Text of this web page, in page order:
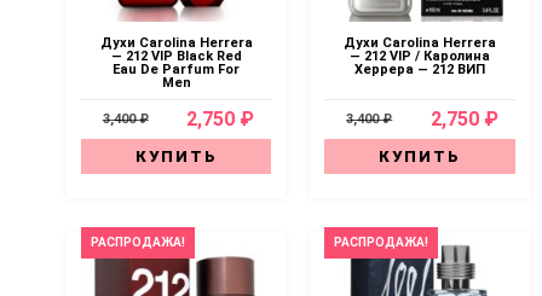
Духи Carolina Herrera
— 212 VIP Black Red
Eau De Parfum For
Men
3,400 ₽ 2,750 ₽
КУПИТЬ
Духи Carolina Herrera
— 212 VIP / Каролина
Херрера — 212 ВИП
3,400 ₽ 2,750 ₽
КУПИТЬ
РАСПРОДАЖА! РАСПРОДАЖА!